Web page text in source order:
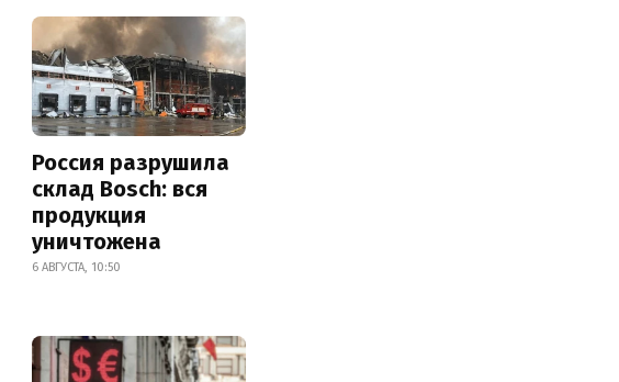
Россия разрушила
склад Bosch: вся
продукция
уничтожена
6 АВГУСТА, 10:50